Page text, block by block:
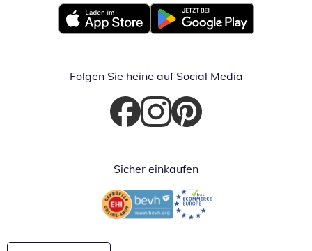
Öffnet in neuem FensterÖffnet in neuem Fenster
Folgen Sie heine auf Social Media
Öffnet in neuem Fenster
Öffnet in neuem Fenster
Öffnet in neuem Fenster
Sicher einkaufen
Öffnet in neuem FensterÖffnet in neuem Fenster